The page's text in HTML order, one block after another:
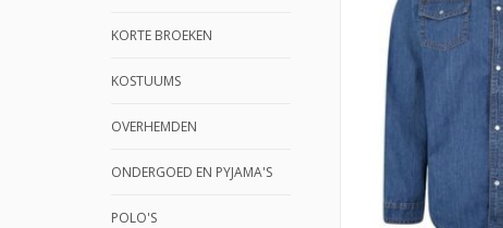
KORTE BROEKEN
KOSTUUMS
OVERHEMDEN
ONDERGOED EN PYJAMA'S
POLO'S